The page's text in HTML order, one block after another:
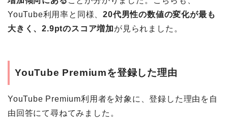
YouTube利用率と同様、20代男性の数値の変化が最も
大きく、2.9ptのスコア増加が見られました。
YouTube Premiumを登録した理由
YouTube Premium利用者を対象に、登録した理由を自
由回答にて尋ねてみました。